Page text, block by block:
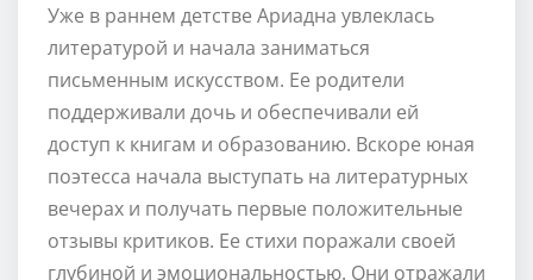
Уже в раннем детстве Ариадна увлеклась
литературой и начала заниматься
письменным искусством. Ее родители
поддерживали дочь и обеспечивали ей
доступ к книгам и образованию. Вскоре юная
поэтесса начала выступать на литературных
вечерах и получать первые положительные
отзывы критиков. Ее стихи поражали своей
глубиной и эмоциональностью. Они отражали